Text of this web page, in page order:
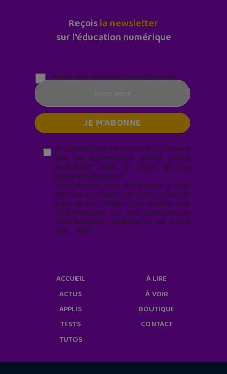
Reçoisla newsletter
sur l'éducation numérique
Parentalité numérique (le lundi matin)
En soumettant ce formulaire, j’accepte
que les informations saisies soient
exploitées* dans le cadre de ma
demande de contact.
Vous pouvez vous désabonner à tout
moment en cliquant sur le lien en bas de
page de nos emails. Pour obtenir plus
d'informations sur nos pratiques de
confidentialité, rendez-vous sur notre
site web
ACCUEIL
ACTUS
APPLIS
TESTS
TUTOS
À LIRE
À VOIR
BOUTIQUE
CONTACT